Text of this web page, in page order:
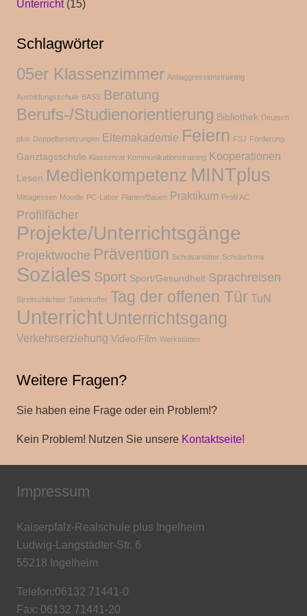
Unterricht(15)
Schlagwörter
05er Klassenzimmer Antiaggressionstraining
Ausbildungsschule BASS Beratung
Berufs-/Studienorientierung Bibliothek Deutsch
plus Doppelbesetzungen Elternakademie Feiern FSJ Förderung
Ganztagsschule Klassenrat Kommunikationstraining Kooperationen
Lesen Medienkompetenz MINTplus
Mittagessen Moodle PC-Labor Planen/Bauen Praktikum Profil AC
Profilfächer
Projekte/Unterrichtsgänge
Projektwoche Prävention Schulsanitäter Schülerfirma
Soziales Sport Sport/Gesundheit Sprachreisen
Streitschlichter Tabletkoffer Tag der offenen Tür TuN
Unterricht Unterrichtsgang
Verkehrserziehung Video/Film Werkstätten
Weitere Fragen?
Sie haben eine Frage oder ein Problem!?
Kein Problem! Nutzen Sie unsere Kontaktseite!
Impressum
Kaiserpfalz-Realschule plus Ingelheim
Ludwig-Langstädter-Str. 6
55218 Ingelheim
Telefon:06132 71441-0
Fax: 06132 71441-20